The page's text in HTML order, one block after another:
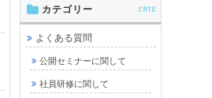
カテゴリー CATE
よくある質問
公開セミナーに関して
社員研修に関して